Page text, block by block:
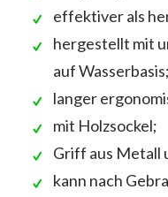
effektiver als
hergestellt mit
auf Wasserbasis;
langer
mit Holzsockel;
Griff aus Metall
kann nach